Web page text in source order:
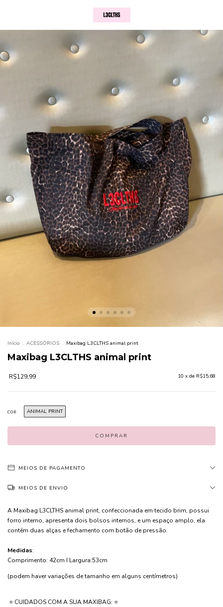
Início . ACESSÓRIOS . Maxibag L3CLTHS animal print
Maxibag L3CLTHS animal print
R$129,99 10 x de R$15,68
COR ANIMAL PRINT
MEIOS DE PAGAMENTO
MEIOS DE ENVIO
A Maxibag L3CLTHS animal print, confeccionada em tecido brim, possui
forro interno, apresenta dois bolsos internos, e um espaço amplo, ela
contém duas alças e fechamento com botão de pressão.
Medidas:
Comprimento: 42cm I Largura:53cm
(podem haver variações de tamanho em alguns centímetros)
⭐️ CUIDADOS COM A SUA MAXIBAG: ⭐️